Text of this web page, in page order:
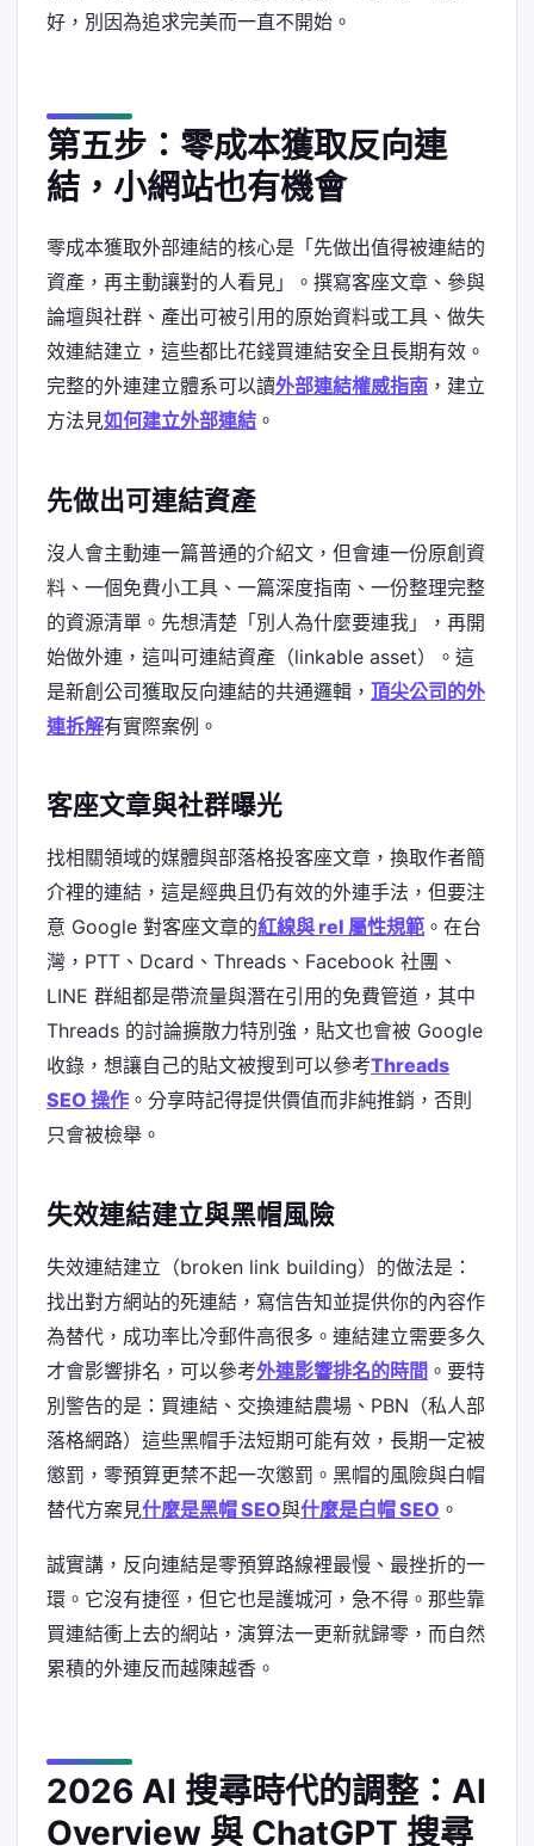
好，別因為追求完美而一直不開始。
第五步：零成本獲取反向連
結，小網站也有機會
零成本獲取外部連結的核心是「先做出值得被連結的
資產，再主動讓對的人看見」。撰寫客座文章、參與
論壇與社群、產出可被引用的原始資料或工具、做失
效連結建立，這些都比花錢買連結安全且長期有效。
完整的外連建立體系可以讀外部連結權威指南 ，建立
方法見如何建立外部連結 。
先做出可連結資產
沒人會主動連一篇普通的介紹文，但會連一份原創資
料、一個免費小工具、一篇深度指南、一份整理完整
的資源清單。先想清楚「別人為什麼要連我」，再開
始做外連，這叫可連結資產（linkable asset）。這
是新創公司獲取反向連結的共通邏輯， 頂尖公司的外
連拆解有實際案例。
客座文章與社群曝光
找相關領域的媒體與部落格投客座文章，換取作者簡
介裡的連結，這是經典且仍有效的外連手法，但要注
意 Google 對客座文章的紅線與 rel 屬性規範 。在台
灣，PTT、Dcard、Threads、Facebook 社團、
LINE 群組都是帶流量與潛在引用的免費管道，其中
Threads 的討論擴散力特別強，貼文也會被 Google
收錄，想讓自己的貼文被搜到可以參考Threads
SEO 操作 。分享時記得提供價值而非純推銷，否則
只會被檢舉。
失效連結建立與黑帽風險
失效連結建立（broken link building）的做法是：
找出對方網站的死連結，寫信告知並提供你的內容作
為替代，成功率比冷郵件高很多。連結建立需要多久
才會影響排名，可以參考外連影響排名的時間 。要特
別警告的是：買連結、交換連結農場、PBN（私人部
落格網路）這些黑帽手法短期可能有效，長期一定被
懲罰，零預算更禁不起一次懲罰。黑帽的風險與白帽
替代方案見什麼是黑帽 SEO與什麼是白帽 SEO 。
誠實講，反向連結是零預算路線裡最慢、最挫折的一
環。它沒有捷徑，但它也是護城河，急不得。那些靠
買連結衝上去的網站，演算法一更新就歸零，而自然
累積的外連反而越陳越香。
2026 AI 搜尋時代的調整：AI
Overview 與 ChatGPT 搜尋